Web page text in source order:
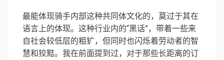
最能体现骑手内部这种共同体文化的，莫过于其在
语言上的体现。这种行业内的“黑话”，带着一些来
自社会较低层的粗犷，但同时也闪烁着劳动者的智
慧和狡黠。我在前面提到过，对于那些长距离的订